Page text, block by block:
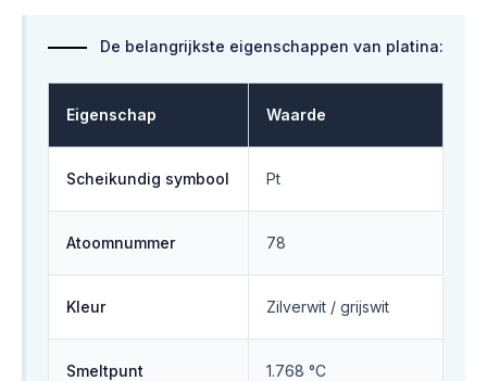
De belangrijkste eigenschappen van platina:
Eigenschap Waarde
Scheikundig symbool Pt
Atoomnummer 78
Kleur Zilverwit / grijswit
Smeltpunt 1.768 °C